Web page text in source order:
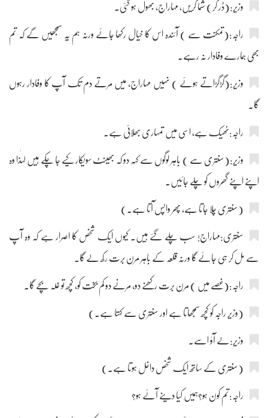
وزیر:(ڈر کر) شما کریں، مہاراج، بھول ہو گئی۔
راجہ:(تمکنت سے ) آئندہ اس کا خیال رکھا جائے ورنہ ہم یہ سمجھیں گے کہ تم
بھی ہمارے وفادار نہ رہے۔
وزیر:(گڑگڑاتے ہوئے ) نہیں مہاراج، میں مرتے دم تک آپ کا وفادار رہوں
گا۔
راجہ:ٹھیک ہے، اسی میں تمہاری بھلائی ہے۔
وزیر:(سنتری سے ) باہر لوگوں سے کہہ دو کہ بھینٹ سویکار کیے جا چکے ہیں لہٰذا وہ
اپنے اپنے گھروں کو چلے جائیں۔
(سنتری چلا جاتا ہے، پھر واپس آتا ہے۔)
سنتری:مہاراج! سب چلے گئے ہیں۔ کیوں ایک شخص کا اصرار ہے کہ وہ آپ
سے مل کر ہی جائے گا ورنہ قلعہ کے باہر مرن برت رکھ لے گا۔
راجہ:(غصے میں ) مرن برت رکھنے دو، مرنے دو کم بخت کو، کچھ تو غلہ بچے گا۔
(وزیر راجہ کو کچھ سمجھاتا ہے اور سنتری سے کہتا ہے۔)
وزیر:لے آؤ اسے۔
(سنتری کے ساتھ ایک شخص داخل ہوتا ہے۔)
راجہ:تم کون ہو؟ہمیں کیا دینے آئے ہو؟